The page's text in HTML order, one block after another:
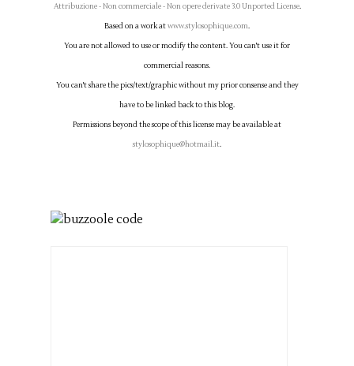
Attribuzione - Non commerciale - Non opere derivate 3.0 Unported License.
Based on a work atwww.stylosophique.com.
You are not allowed to use or modify the content. You can't use it for
commercial reasons.
You can't share the pics/text/graphic without my prior consense and they
have to be linked back to this blog.
Permissions beyond the scope of this license may be available at
stylosophique@hotmail.it.